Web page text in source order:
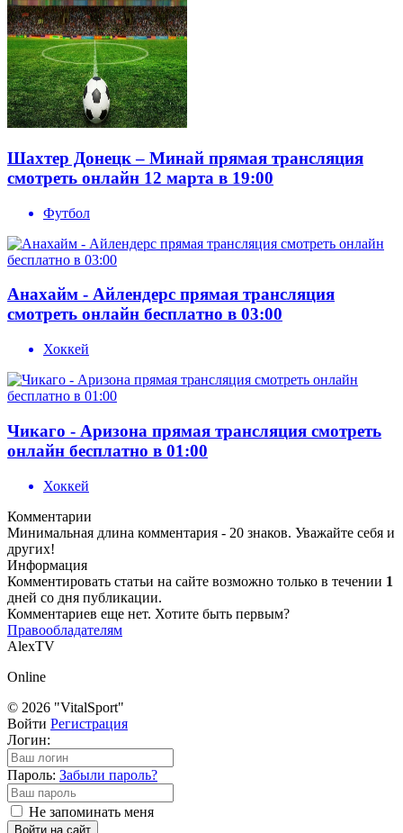
Шахтер Донецк – Минай прямая трансляция
смотреть онлайн 12 марта в 19:00
Футбол
Анахайм - Айлендерс прямая трансляция
смотреть онлайн бесплатно в 03:00
Хоккей
Чикаго - Аризона прямая трансляция смотреть
онлайн бесплатно в 01:00
Хоккей
Комментарии
Минимальная длина комментария - 20 знаков. Уважайте себя и
других!
Информация
Комментировать статьи на сайте возможно только в течении 1
дней со дня публикации.
Комментариев еще нет. Хотите быть первым?
Правообладателям
AlexTV
Online
© 2026 "VitalSport"
Войти Регистрация
Логин:
Пароль: Забыли пароль?
Не запоминать меня
Войти на сайт